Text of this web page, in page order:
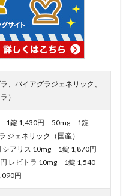
、バイアグラジェネリック、
）
1錠 1,430円 50mg 1錠
ジェネリック（国産）
アリス 10mg 1錠 1,870円
レビトラ 10mg 1錠 1,540
円